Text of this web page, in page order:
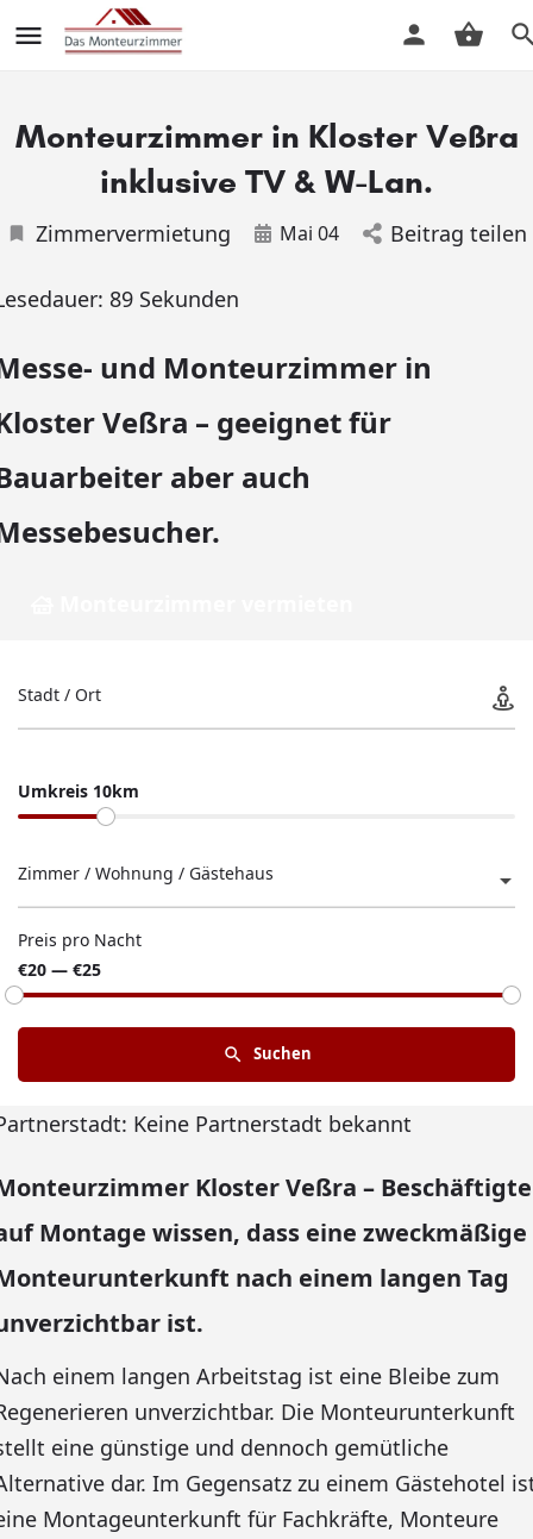
Monteurzimmer in Kloster Veßra
inklusive TV & W-Lan.
Zimmervermietung Mai 04 Beitrag teilen
89 Sekunden
und Monteurzimmer in
Veßra – geeignet für
aber auch
Stadt / Ort
Umkreis 10km
Zimmer / Wohnung / Gästehaus
Preis pro Nacht
€20 — €25
Suchen
Keine Partnerstadt bekannt
Kloster Veßra – Beschäftigte
Montage wissen, dass eine zweckmäßige
nach einem langen Tag
ist.
einem langen Arbeitstag ist eine Bleibe zum
unverzichtbar. Die Monteurunterkunft
eine günstige und dennoch gemütliche
dar. Im Gegensatz zu einem Gästehotel
Montageunterkunft für Fachkräfte, Monteure